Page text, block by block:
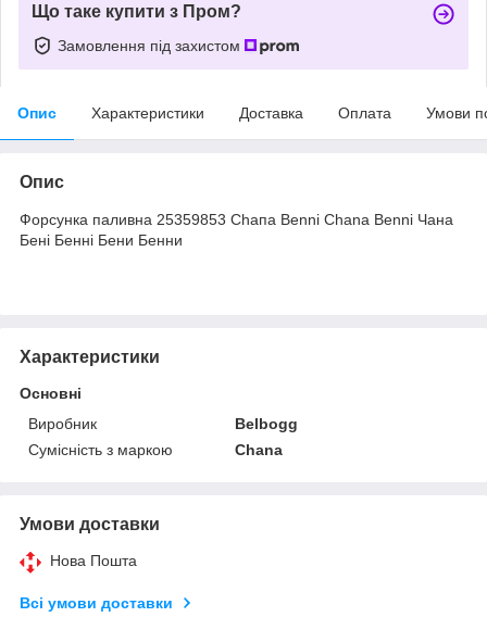
Що таке купити з Пром?
Замовлення під захистом
Опис Характеристики Доставка Оплата Умови
Опис
Форсунка паливна 25359853 Сһапа Benni Chana Benni Чана
Бені Бенні Бени Бенни
Характеристики
Основні
Виробник
Belbogg
Сумісність з маркою
Chana
Умови доставки
Нова Пошта
Всі умови доставки